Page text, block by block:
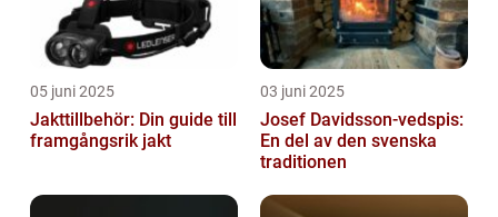
05 juni 2025
Jakttillbehör: Din guide till
framgångsrik jakt
03 juni 2025
Josef Davidsson-vedspis:
En del av den svenska
traditionen